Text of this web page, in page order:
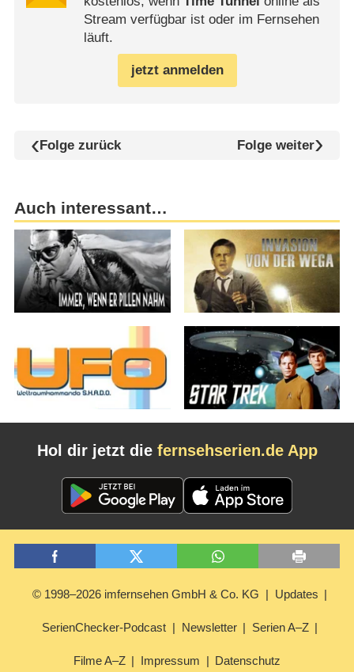
Stream verfügbar ist oder im Fernsehen
läuft.
jetzt anmelden
Folge zurück Folge weiter
Auch interessant…
Hol dir jetzt die fernsehserien.de App
© 1998–2026 imfernsehen GmbH & Co. KG Updates
SerienChecker-Podcast Newsletter Serien A–Z
Filme A–Z Impressum Datenschutz